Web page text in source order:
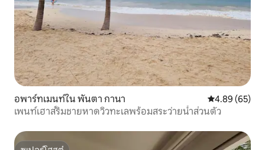
อพาร์ทเมนท์ใน พันตา กานา คะแนนเฉลี่ย
4.89 (65)
เพนท์เฮาส์ริมชายหาดวิวทะเลพร้อมสระว่ายน้ำส่วนตัว